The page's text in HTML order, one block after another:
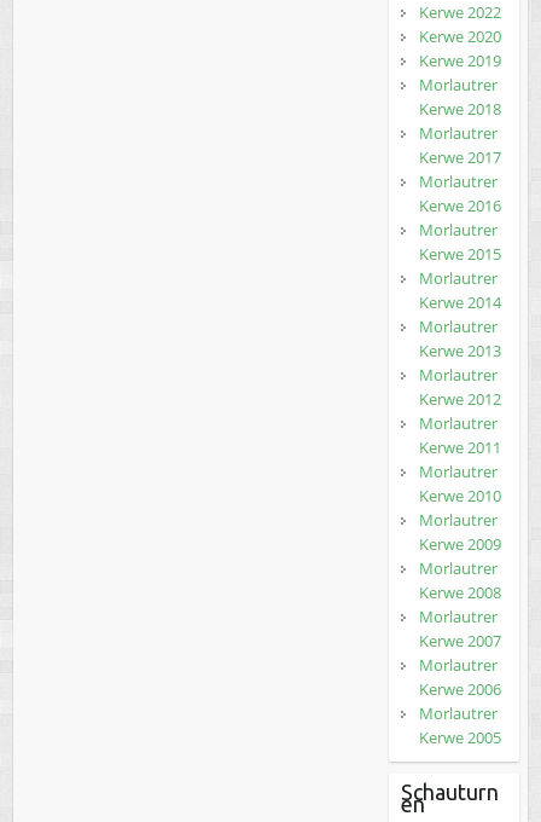
Kerwe 2022
Kerwe 2020
Kerwe 2019
Morlautrer
Kerwe 2018
Morlautrer
Kerwe 2017
Morlautrer
Kerwe 2016
Morlautrer
Kerwe 2015
Morlautrer
Kerwe 2014
Morlautrer
Kerwe 2013
Morlautrer
Kerwe 2012
Morlautrer
Kerwe 2011
Morlautrer
Kerwe 2010
Morlautrer
Kerwe 2009
Morlautrer
Kerwe 2008
Morlautrer
Kerwe 2007
Morlautrer
Kerwe 2006
Morlautrer
Kerwe 2005
Schauturn
en